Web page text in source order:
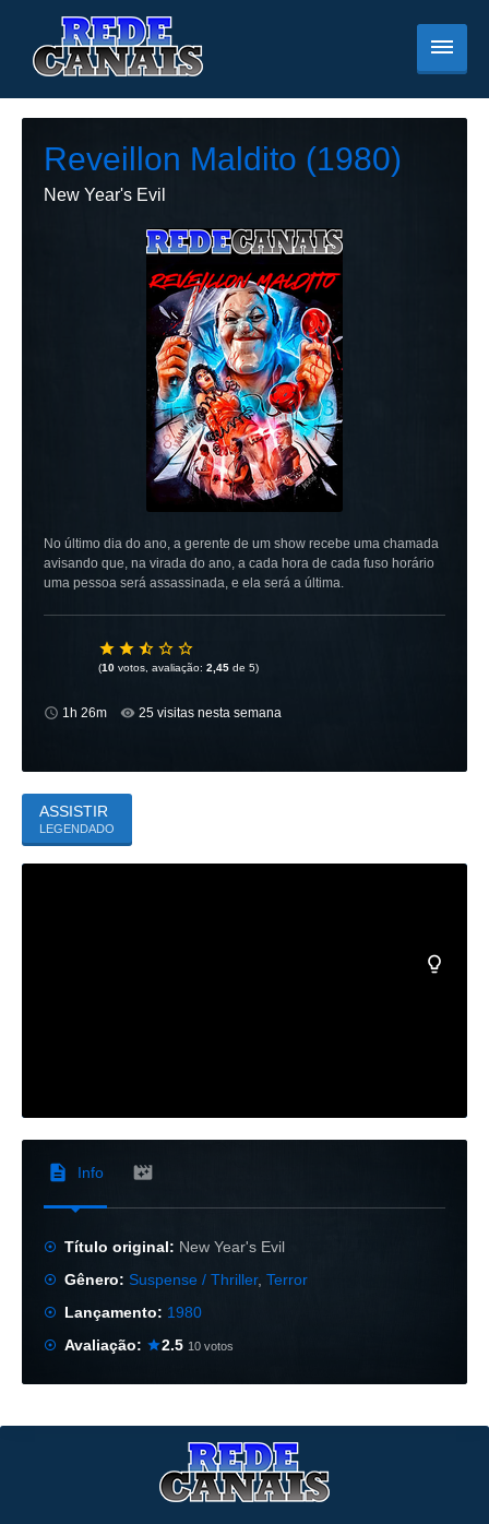
Reveillon Maldito (1980)
New Year's Evil
No último dia do ano, a gerente de um show recebe uma chamada
avisando que, na virada do ano, a cada hora de cada fuso horário
uma pessoa será assassinada, e ela será a última.
(10 votos, avaliação: 2,45 de 5)
1h 26m 25 visitas nesta semana
ASSISTIR
LEGENDADO
Info
Título original: New Year's Evil
Gênero: Suspense / Thriller,Terror
Lançamento: 1980
Avaliação:
2.5 10 votos